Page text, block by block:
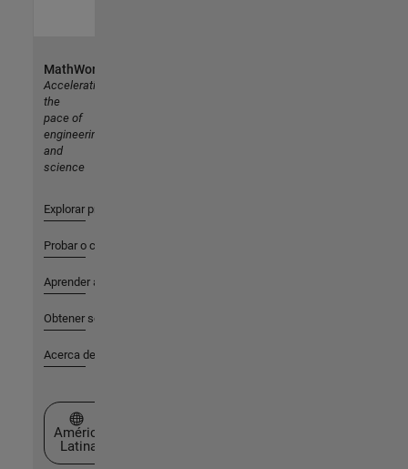
MathWorks
Accelerating
the
pace of
engineering
and
science
Explorar productos
Probar o comprar
Aprender a utilizar
Obtener soporte
Acerca de MathWorks
Seleccione un país/idioma
América
Latina